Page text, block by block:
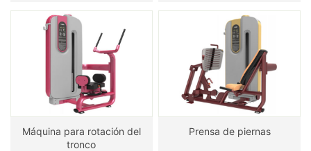
Máquina para rotación del
tronco
Prensa de piernas